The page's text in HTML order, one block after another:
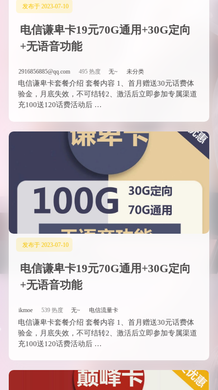
发布于 2023-07-10
电信谦卑卡19元70G通用+30G定向
+无语音功能
2916856885@qq.com 495 热度 无~ 未分类
电信谦卑卡套餐介绍 套餐内容 1、首月赠送30元话费体
验金，月底失效，不可结转2、激活后立即参加专属渠道
充100送120话费活动后 …
发布于 2023-07-10
电信谦卑卡19元70G通用+30G定向
+无语音功能
ikmoe 539 热度 无~ 电信流量卡
电信谦卑卡套餐介绍 套餐内容 1、首月赠送30元话费体
验金，月底失效，不可结转2、激活后立即参加专属渠道
充100送120话费活动后 …